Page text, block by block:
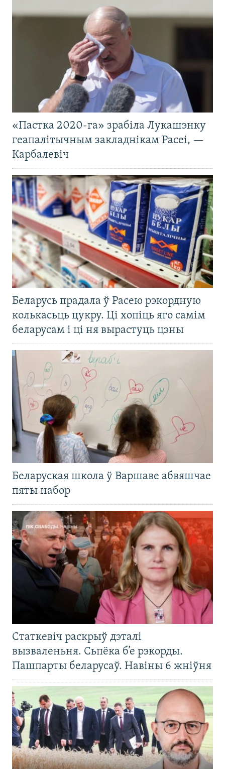
«Пастка 2020-га» зрабіла Лукашэнку
геапалітычным закладнікам Расеі, —
Карбалевіч
Беларусь прадала ў Расею рэкордную
колькасьць цукру. Ці хопіць яго самім
беларусам і ці ня вырастуць цэны
Беларуская школа ў Варшаве абвяшчае
пяты набор
Статкевіч раскрыў дэталі
вызваленьня. Сьпёка б’е рэкорды.
Пашпарты беларусаў. Навіны 6 жніўня